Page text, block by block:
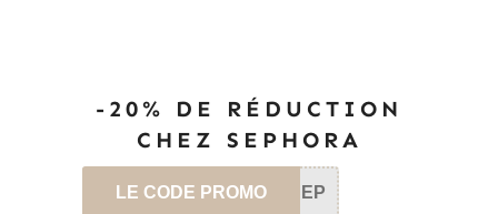
-20% DE RÉDUCTION
CHEZ SEPHORA
LE CODE PROMO SEP